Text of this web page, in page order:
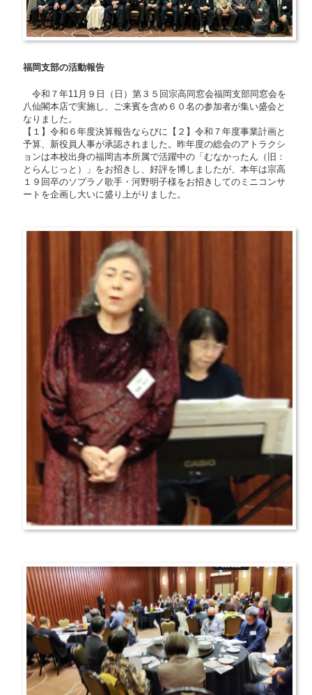
福岡支部の活動報告
令和７年11月９日（日）第３５回宗高同窓会福岡支部同窓会を
八仙閣本店で実施し、ご来賓を含め６０名の参加者が集い盛会と
なりました。
【１】令和６年度決算報告ならびに【２】令和７年度事業計画と
予算、新役員人事が承認されました。昨年度の総会のアトラクシ
ョンは本校出身の福岡吉本所属で活躍中の「むなかったん（旧：
とらんじっと）」をお招きし、好評を博しましたが、本年は宗高
１９回卒のソプラノ歌手・河野明子様をお招きしてのミニコンサ
ートを企画し大いに盛り上がりました。